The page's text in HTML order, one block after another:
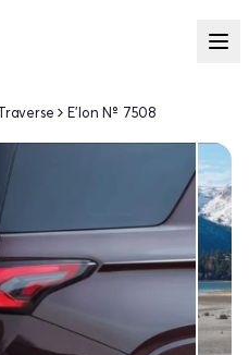
E'lon № 7508